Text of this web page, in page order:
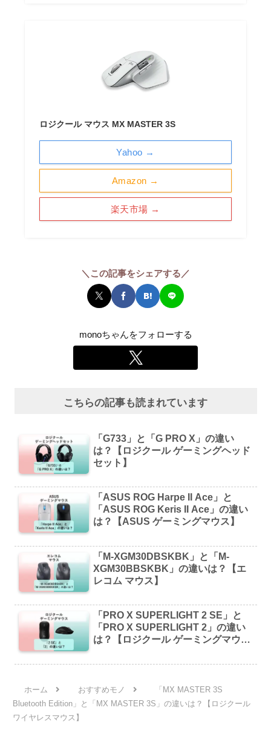
ロジクール マウス MX MASTER 3S
Amazon →
楽天市場 →
Yahoo →
＼この記事をシェアする／
monoちゃんをフォローする
こちらの記事も読まれています
「G733」と「G PRO X」の違い
は？【ロジクール ゲーミングヘッド
セット】
「ASUS ROG Harpe II Ace」と
「ASUS ROG Keris II Ace」の違い
は？【ASUS ゲーミングマウス】
「M-XGM30DBSKBK」と「M-
XGM30BBSKBK」の違いは？【エ
レコム マウス】
「PRO X SUPERLIGHT 2 SE」と
「PRO X SUPERLIGHT 2」の違い
は？【ロジクール ゲーミングマウ
ホーム おすすめモノ
「MX MASTER 3S
Bluetooth Edition」と「MX MASTER 3S」の違いは？【ロジクール
ワイヤレスマウス】